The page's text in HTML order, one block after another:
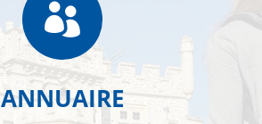

ANNUAIRE